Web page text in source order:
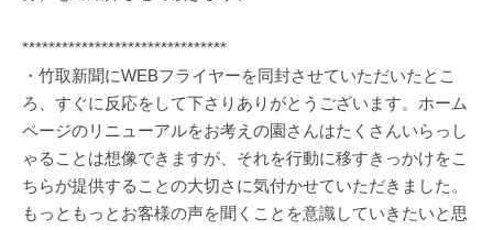
*******************************
・竹取新聞にWEBフライヤーを同封させていただいたとこ
ろ、すぐに反応をして下さりありがとうございます。ホーム
ページのリニューアルをお考えの園さんはたくさんいらっし
ゃることは想像できますが、それを行動に移すきっかけをこ
ちらが提供することの大切さに気付かせていただきました。
もっともっとお客様の声を聞くことを意識していきたいと思